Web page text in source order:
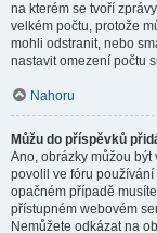
na kterém se tvoří
velkém počtu, protože
mohli odstranit, nebo
nastavit omezení počtu
Nahoru
Můžu do příspěvků
Ano, obrázky můžou
povolil ve fóru
opačném případě
přístupném webovém
Nemůžete odkázat na